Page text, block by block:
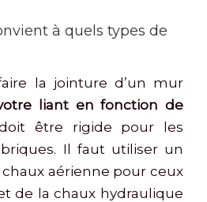
à quels types de
la jointure d’un mur
liant en fonction de
être rigide pour les
Il faut utiliser un
aérienne pour ceux
de la chaux hydraulique